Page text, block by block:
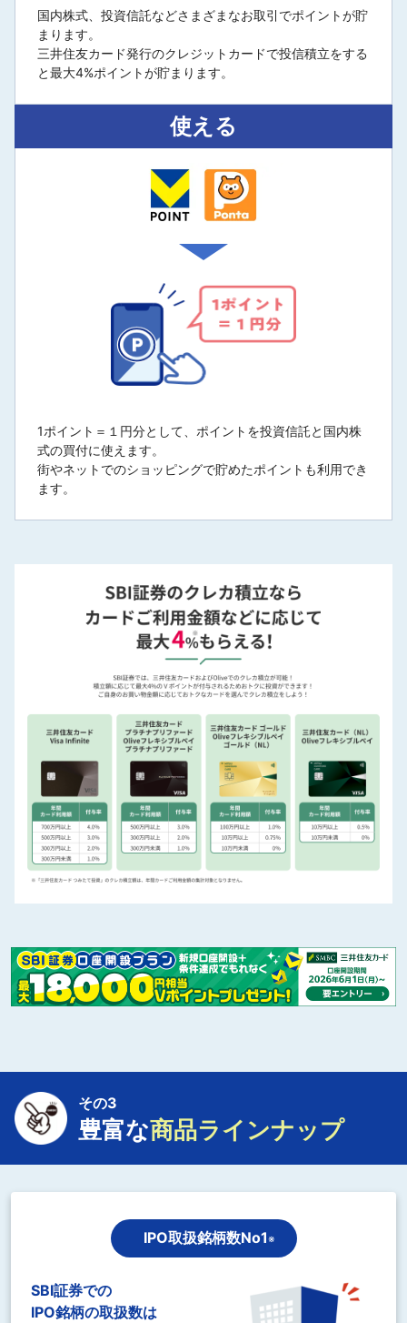
国内株式、投資信託などさまざまなお取引でポイントが貯
まります。
三井住友カード発行のクレジットカードで投信積立をする
と最大4%ポイントが貯まります。
使える
1ポイント＝１円分として、ポイントを投資信託と国内株
式の買付に使えます。
街やネットでのショッピングで貯めたポイントも利用でき
ます。
その3
豊富な商品ラインナップ
IPO取扱銘柄数No1※
SBI証券での
IPO銘柄の取扱数は